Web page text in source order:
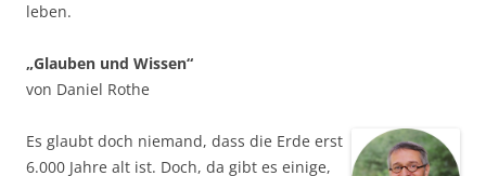
leben.
„Glauben und Wissen“
von Daniel Rothe
Es glaubt doch niemand, dass die Erde erst
6.000 Jahre alt ist. Doch, da gibt es einige,